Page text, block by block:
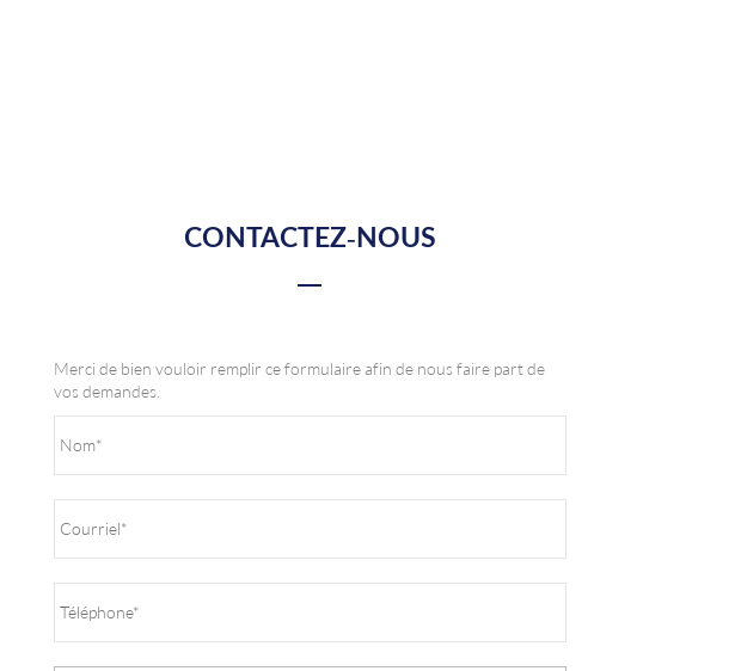
CONTACTEZ-NOUS
Merci de bien vouloir remplir ce formulaire afin de nous faire part de
vos demandes.